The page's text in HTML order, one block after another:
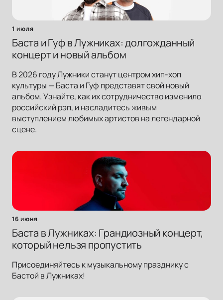
1 июля
Баста и Гуф в Лужниках: долгожданный
концерт и новый альбом
В 2026 году Лужники станут центром хип-хоп
культуры — Баста и Гуф представят свой новый
альбом. Узнайте, как их сотрудничество изменило
российский рэп, и насладитесь живым
выступлением любимых артистов на легендарной
сцене.
16 июня
Баста в Лужниках: Грандиозный концерт,
который нельзя пропустить
Присоединяйтесь к музыкальному празднику с
Бастой в Лужниках!